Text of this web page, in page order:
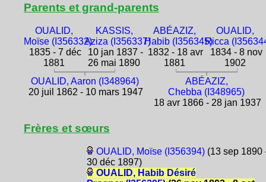
Parents et grand-parents
OUALID,
Moïse (I356332)
1835 - 7 déc
1881
KASSIS,
Aziza (I356337)
10 jan 1837 -
26 mai 1890
ABÉAZIZ,
Habib (I356345)
1832 - 18 avr
1881
OUALID,
Ricca
1834 - 8 nov
1902
OUALID, Aaron (I348964)
20 juil 1862 - 10 mars 1947
ABÉAZIZ,
Chebba (I348965)
18 avr 1866 - 28 jan 1937
Frères et sœurs
OUALID, Moïse (I356394)(13 sep 1890
30 déc 1897)
OUALID, Habib Désiré